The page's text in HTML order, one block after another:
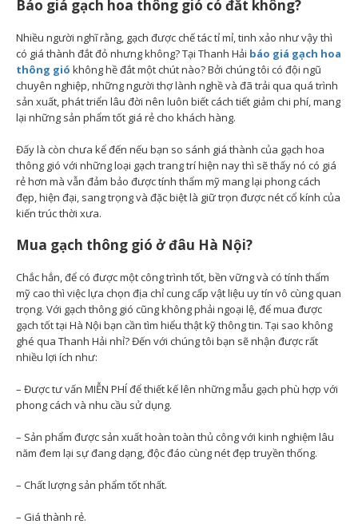
Báo giá gạch hoa thông gió có đắt không?
Nhiều người nghĩ rằng, gạch được chế tác tỉ mỉ, tinh xảo như vậy thì
có giá thành đắt đỏ nhưng không? Tại Thanh Hải báo giá gạch hoa
thông gió không hề đắt một chút nào? Bởi chúng tôi có đội ngũ
chuyên nghiệp, những người thợ lành nghề và đã trải qua quá trình
sản xuất, phát triển lâu đời nên luôn biết cách tiết giảm chi phí, mang
lại những sản phẩm tốt giá rẻ cho khách hàng.
Đấy là còn chưa kể đến nếu bạn so sánh giá thành của gạch hoa
thông gió với những loại gạch trang trí hiện nay thì sẽ thấy nó có giá
rẻ hơn mà vẫn đảm bảo được tính thẩm mỹ mang lại phong cách
đẹp, hiện đại, sang trọng và đặc biệt là giữ trọn được nét cổ kính của
kiến trúc thời xưa.
Mua gạch thông gió ở đâu Hà Nội?
Chắc hẳn, để có được một công trình tốt, bền vững và có tính thẩm
mỹ cao thì việc lựa chọn địa chỉ cung cấp vật liệu uy tín vô cùng quan
trọng. Với gạch thông gió cũng không phải ngoại lệ, để mua được
gạch tốt tại Hà Nội bạn cần tìm hiểu thật kỹ thông tin. Tại sao không
ghé qua Thanh Hải nhỉ? Đến với chúng tôi bạn sẽ nhận được rất
nhiều lợi ích như:
– Được tư vấn MIỄN PHÍ để thiết kế lên những mẫu gạch phù hợp với
phong cách và nhu cầu sử dụng.
– Sản phẩm được sản xuất hoàn toàn thủ công với kinh nghiệm lâu
năm đem lại sự đang dạng, độc đáo cùng nét đẹp truyền thống.
– Chất lượng sản phẩm tốt nhất.
– Giá thành rẻ.